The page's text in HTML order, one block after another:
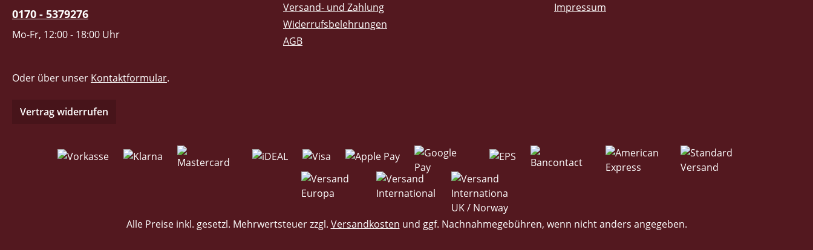
0170 - 5379276
Mo-Fr, 12:00 - 18:00 Uhr
Oder über unser Kontaktformular.
Vertrag widerrufen
Versand- und Zahlung
Widerrufsbelehrungen
AGB
Impressum
Alle Preise inkl. gesetzl. Mehrwertsteuer zzgl. Versandkosten und ggf. Nachnahmegebühren, wenn nicht anders angegeben.